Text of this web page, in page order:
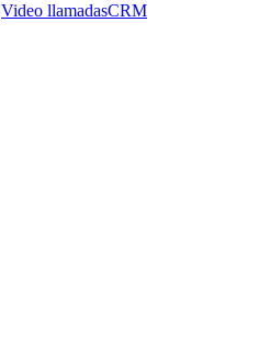
Video llamadasCRM